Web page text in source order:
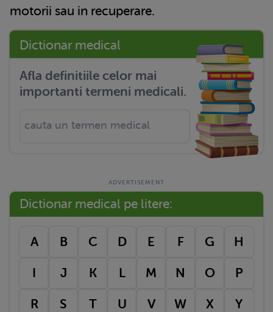
motorii sau in recuperare.
Dictionar medical
Afla definitiile celor mai
importanti termeni medicali.
Dictionar medical pe litere:
A B C D E F G H
I J K L M N O P
R S T U V W X Y